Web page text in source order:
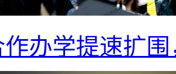
作办学提速扩